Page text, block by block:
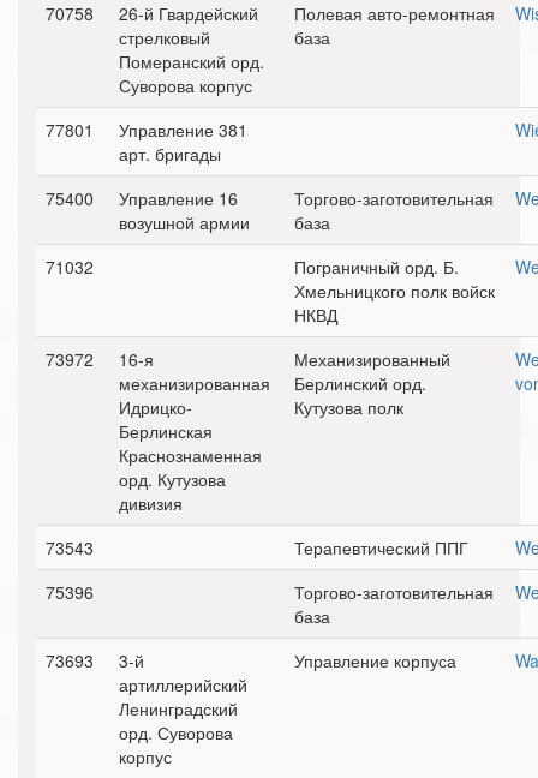
70758
26-й Гвардейский
стрелковый
Померанский орд.
Суворова корпус
Полевая авто-ремонтная
база
77801
Управление 381
арт. бригады
75400
Управление 16
возушной армии
Торгово-заготовительная
база
71032
Пограничный орд. Б.
Хмельницкого полк войск
НКВД
73972
16-я
механизированная
Идрицко-
Берлинская
Краснознаменная
орд. Кутузова
дивизия
Механизированный
Берлинский орд.
Кутузова полк
73543 Терапевтический ППГ
75396
Торгово-заготовительная
база
73693
3-й
артиллерийский
Ленинградский
орд. Суворова
корпус
Управление корпуса